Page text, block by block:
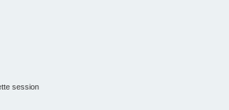
session